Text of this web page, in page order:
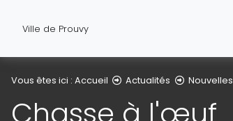
Ville de Prouvy
Vous êtes ici : Accueil Actualités Nouvelles